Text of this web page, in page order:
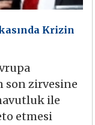
Krizin
son zirvesine
ile
etmesi